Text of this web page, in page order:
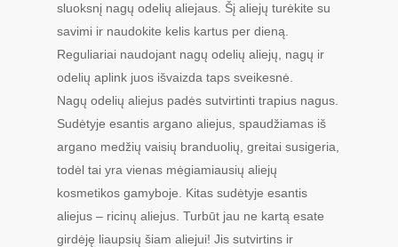
sluoksnį nagų odelių aliejaus. Šį aliejų turėkite su
savimi ir naudokite kelis kartus per dieną.
Reguliariai naudojant nagų odelių aliejų, nagų ir
odelių aplink juos išvaizda taps sveikesnė.
Nagų odelių aliejus padės sutvirtinti trapius nagus.
Sudėtyje esantis argano aliejus, spaudžiamas iš
argano medžių vaisių branduolių, greitai susigeria,
todėl tai yra vienas mėgiamiausių aliejų
kosmetikos gamyboje. Kitas sudėtyje esantis
aliejus – ricinų aliejus. Turbūt jau ne kartą esate
girdėję liaupsių šiam aliejui! Jis sutvirtins ir